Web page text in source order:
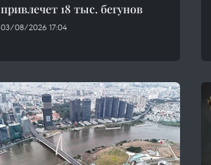
привлечет 18 тыс. бегунов
03/08/2026 17:04